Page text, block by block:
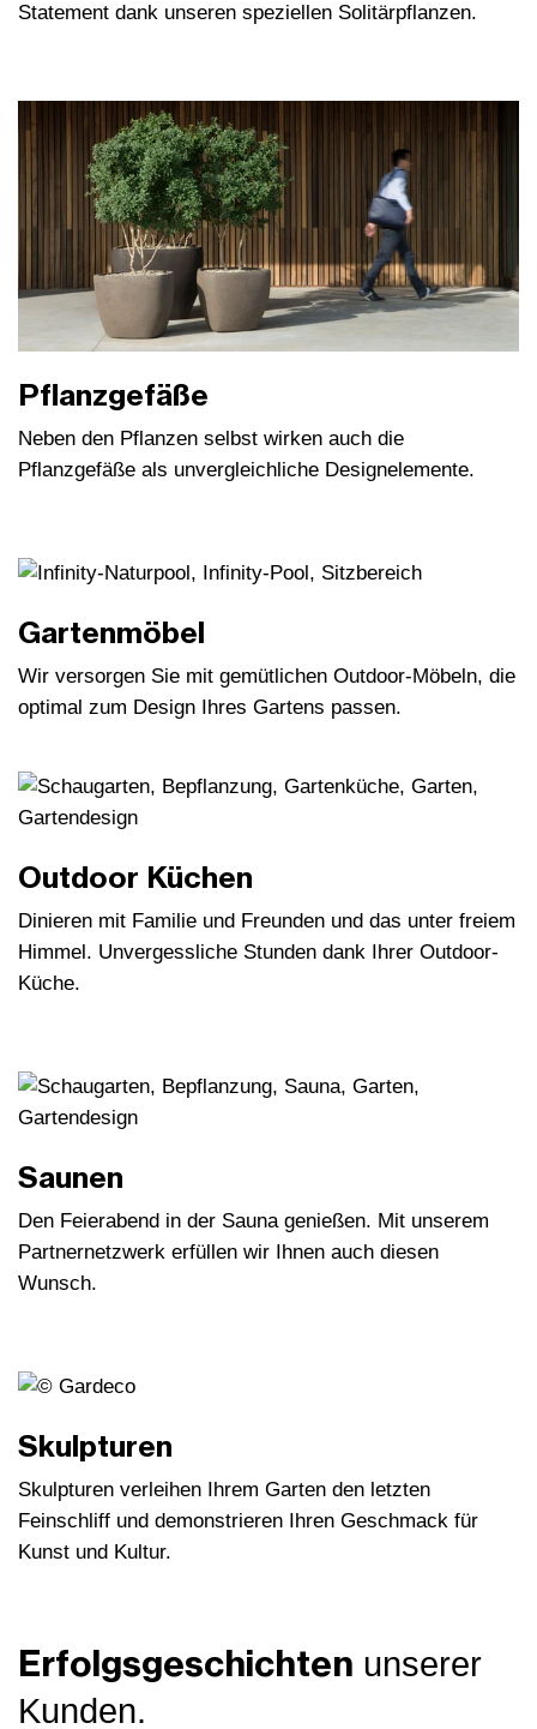
Statement dank unseren speziellen Solitärpflanzen.
Pflanzgefäße
Neben den Pflanzen selbst wirken auch die
Pflanzgefäße als unvergleichliche Designelemente.
Gartenmöbel
Wir versorgen Sie mit gemütlichen Outdoor-Möbeln, die
optimal zum Design Ihres Gartens passen.
Outdoor Küchen
Dinieren mit Familie und Freunden und das unter freiem
Himmel. Unvergessliche Stunden dank Ihrer Outdoor-
Küche.
Saunen
Den Feierabend in der Sauna genießen. Mit unserem
Partnernetzwerk erfüllen wir Ihnen auch diesen
Wunsch.
Skulpturen
Skulpturen verleihen Ihrem Garten den letzten
Feinschliff und demonstrieren Ihren Geschmack für
Kunst und Kultur.
Erfolgsgeschichten unserer
Kunden.